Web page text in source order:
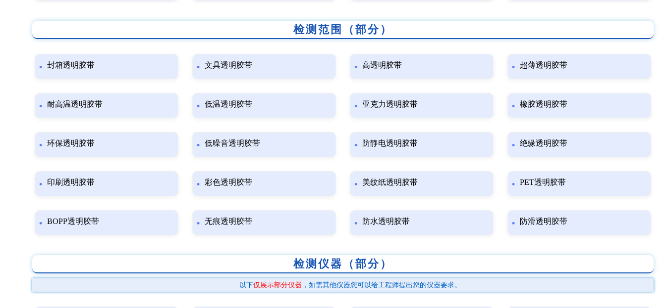
检测范围（部分）
封箱透明胶带 文具透明胶带 高透明胶带 超薄透明胶带
耐高温透明胶带 低温透明胶带 亚克力透明胶带 橡胶透明胶带
环保透明胶带 低噪音透明胶带 防静电透明胶带 绝缘透明胶带
印刷透明胶带 彩色透明胶带 美纹纸透明胶带 PET透明胶带
BOPP透明胶带 无痕透明胶带 防水透明胶带 防滑透明胶带
检测仪器（部分）
以下仅展示部分仪器 ，如需其他仪器您可以给工程师提出您的仪器要求。